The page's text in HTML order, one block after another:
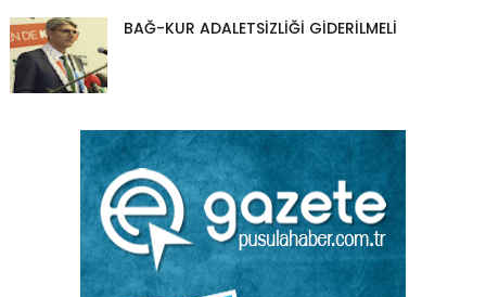
BAĞ-KUR ADALETSİZLİĞİ GİDERİLMELİ